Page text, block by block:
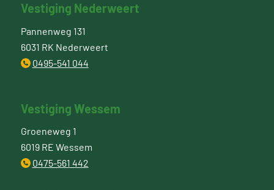
Vestiging Nederweert
Pannenweg 131
6031 RK Nederweert
0495-541 044
Vestiging Wessem
Groeneweg 1
6019 RE Wessem
0475-561 442